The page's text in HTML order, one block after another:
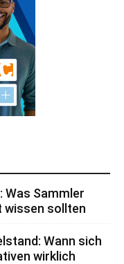
Was Sammler
wissen sollten
Wann sich
wirklich